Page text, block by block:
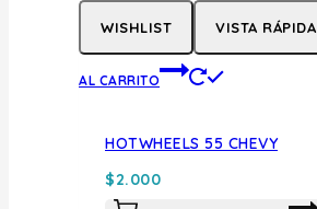
WISHLIST VISTA RÁPIDA
AL CARRITO
HOTWHEELS 55 CHEVY
$2.000